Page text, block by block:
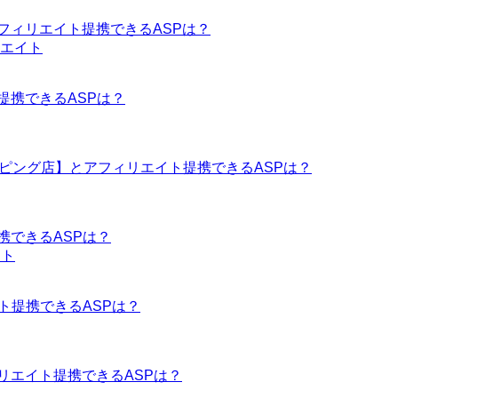
ィリエイト提携できるASPは？
イト
携できるASPは？
ング店】とアフィリエイト提携できるASPは？
できるASPは？
提携できるASPは？
エイト提携できるASPは？